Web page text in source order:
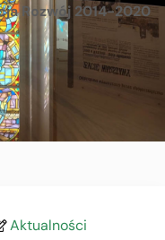
Rozwój 2014-2020
Aktualności